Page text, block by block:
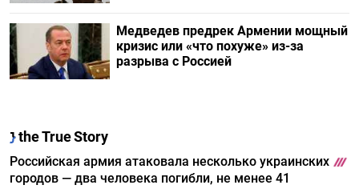
Медведев предрек Армении мощный
кризис или «что похуже» из-за
разрыва с Россией